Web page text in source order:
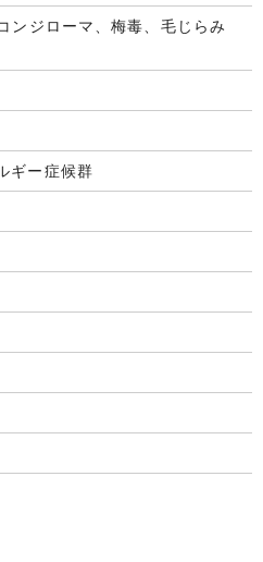
ンジローマ、梅毒、毛じらみ
ギー症候群